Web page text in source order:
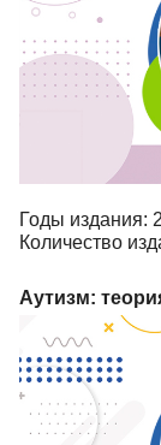
Годы издания:
Количество
Аутизм: